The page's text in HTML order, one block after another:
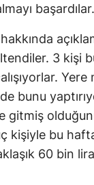
başardılar.
3 kişi
bunu
gitmiş
kişiyle bu
60 bin